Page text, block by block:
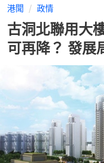
港聞 政情
古洞北聯用大
可再降？ 發展